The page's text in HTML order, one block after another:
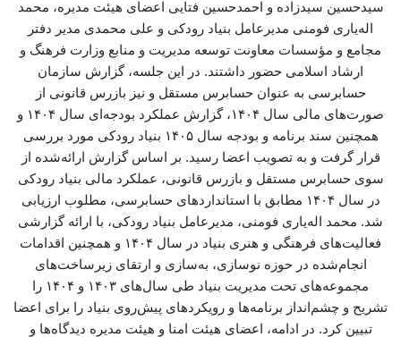
سیدحسین سیدزاده و احمدحسین فتایی اعضای هیئت مدیره، محمد
اله‌یاری فومنی مدیرعامل بنیاد رودکی و علی محمدی مدیر دفتر
مجامع و مؤسسات معاونت توسعه مدیریت و منابع وزارت فرهنگ و
ارشاد اسلامی حضور داشتند. در این جلسه، گزارش سازمان
حسابرسی به عنوان حسابرس مستقل و نیز بازرس قانونی از
صورت‌های مالی سال ۱۴۰۴، گزارش عملکرد بودجه‌ای سال ۱۴۰۴ و
همچنین سند برنامه و بودجه سال ۱۴۰۵ بنیاد رودکی مورد بررسی
قرار گرفت و به تصویب اعضا رسید. بر اساس گزارش ارائه‌شده از
سوی حسابرس مستقل و بازرس قانونی، عملکرد مالی بنیاد رودکی
در سال ۱۴۰۴ مطابق با استانداردهای حسابرسی، مطلوب ارزیابی
شد. محمد اله‌یاری فومنی، مدیرعامل بنیاد رودکی، با ارائه گزارشی
فعالیت‌های فرهنگی و هنری بنیاد در سال ۱۴۰۴ و همچنین اقدامات
انجام‌شده در حوزه نوسازی، به‌سازی و ارتقای زیرساخت‌های
مجموعه‌های تحت مدیریت بنیاد طی سال‌های ۱۴۰۳ و ۱۴۰۴ را
تشریح و چشم‌انداز برنامه‌ها و رویکردهای پیش‌روی بنیاد را برای اعضا
تبیین کرد. در ادامه، اعضای هیئت امنا و هیئت مدیره دیدگاه‌ها و